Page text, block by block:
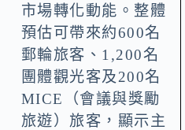
市場轉化動能。整體
預估可帶來約600名
郵輪旅客、1,200名
團體觀光客及200名
MICE（會議與獎勵
旅遊）旅客，顯示主